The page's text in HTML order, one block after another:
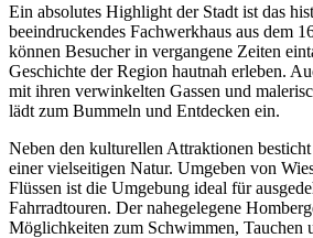
Ein absolutes Highlight der Stadt ist das
beeindruckendes Fachwerkhaus aus dem
können Besucher in vergangene Zeiten
Geschichte der Region hautnah erleben.
mit ihren verwinkelten Gassen und
lädt zum Bummeln und Entdecken ein.
Neben den kulturellen Attraktionen
einer vielseitigen Natur. Umgeben von
Flüssen ist die Umgebung ideal für
Fahrradtouren. Der nahegelegene
Möglichkeiten zum Schwimmen, Tauchen